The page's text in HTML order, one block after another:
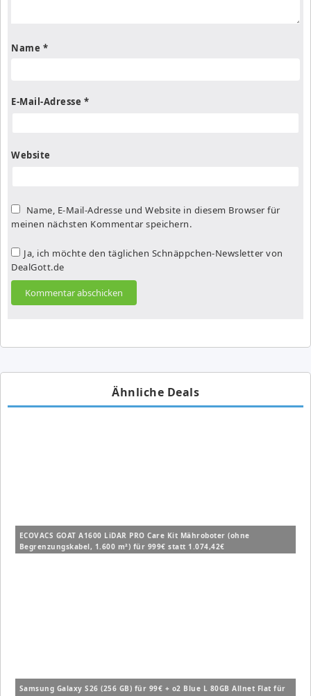
Name *
E-Mail-Adresse *
Website
Name, E-Mail-Adresse und Website in diesem Browser für
meinen nächsten Kommentar speichern.
Ja, ich möchte den täglichen Schnäppchen-Newsletter von
DealGott.de
Ähnliche Deals
ECOVACS GOAT A1600 LiDAR PRO Care Kit Mähroboter (ohne
Begrenzungskabel, 1.600 m²) für 999€ statt 1.074,42€
Samsung Galaxy S26 (256 GB) für 99€ + o2 Blue L 80GB Allnet Flat für